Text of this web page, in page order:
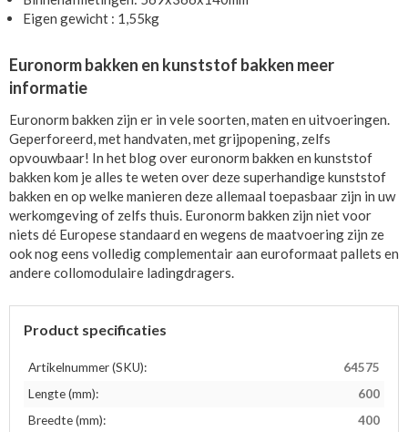
Eigen gewicht : 1,55kg
Euronorm bakken en kunststof bakken meer
informatie
Euronorm bakken zijn er in vele soorten, maten en uitvoeringen.
Geperforeerd, met handvaten, met grijpopening, zelfs
opvouwbaar! In het blog over euronorm bakken en kunststof
bakken kom je alles te weten over deze superhandige kunststof
bakken en op welke manieren deze allemaal toepasbaar zijn in uw
werkomgeving of zelfs thuis. Euronorm bakken zijn niet voor
niets dé Europese standaard en wegens de maatvoering zijn ze
ook nog eens volledig complementair aan euroformaat pallets en
andere collomodulaire ladingdragers.
Product specificaties
Artikelnummer (SKU):
64575
Lengte (mm):
600
Breedte (mm):
400